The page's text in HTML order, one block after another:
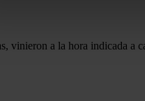
vinieron a la hora indicada a